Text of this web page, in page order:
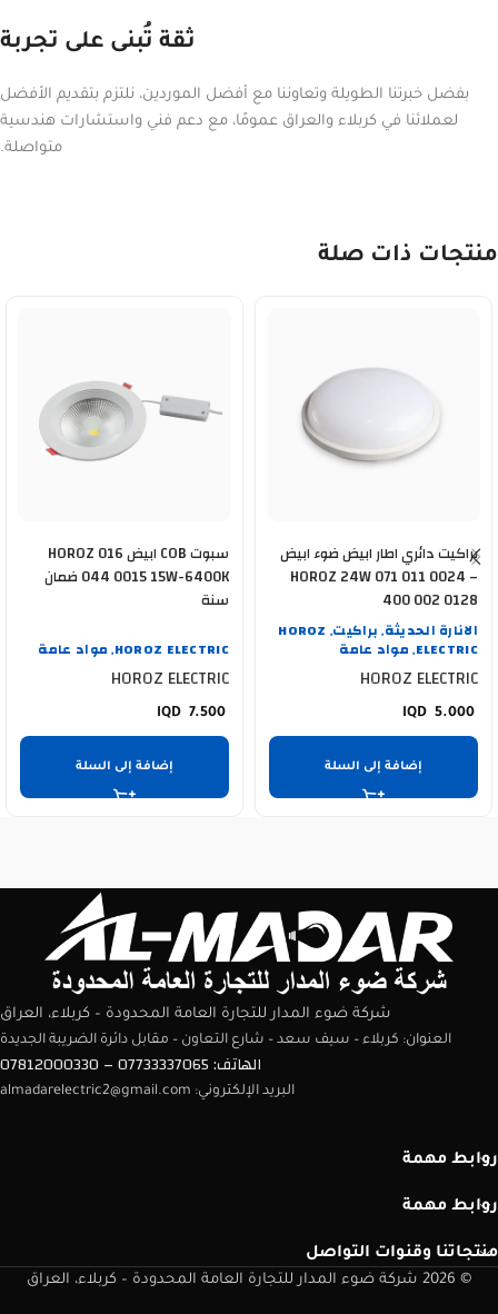
ثقة تُبنى على تجربة
بفضل خبرتنا الطويلة وتعاوننا مع أفضل الموردين، نلتزم بتقديم الأفضل
لعملائنا في كربلاء والعراق عمومًا، مع دعم فني واستشارات هندسية
متواصلة.
منتجات ذات صلة
براكيت دائري اطار ابيض ضوء ابيض
HOROZ 24W 071 011 0024 –
400 002 0128
الانارة الحديثة, براكيت,
HOROZ
ELECTRIC
, مواد عامة
HOROZ ELECTRIC
5.000
إضافة إلى السلة
سبوت COB ابيض HOROZ 016
044 0015 15W-6400K ضمان
سنة
HOROZ ELECTRIC
, مواد عامة
HOROZ ELECTRIC
7.500
إضافة إلى السلة
شركة ضوء المدار للتجارة العامة المحدودة – كربلاء، العراق
العنوان: كربلاء – سيف سعد – شارع التعاون – مقابل دائرة الضريبة الجديدة
الهاتف: 07733337065 – 07812000330
البريد الإلكتروني: almadarelectric2@gmail.com
روابط مهمة
روابط مهمة
منتجاتنا وقنوات التواصل
© 2026 شركة ضوء المدار للتجارة العامة المحدودة – كربلاء، العراق